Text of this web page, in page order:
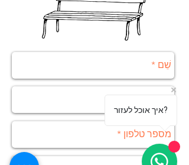
איך אוכל לעזור?